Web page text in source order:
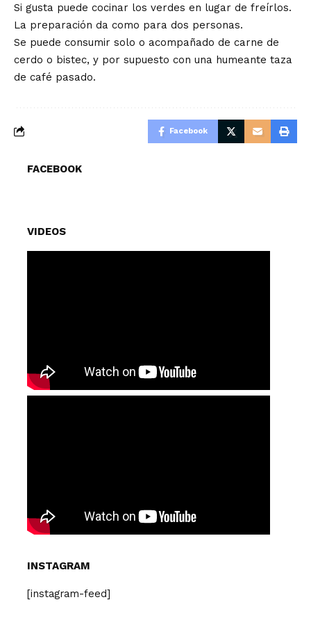
Si gusta puede cocinar los verdes en lugar de freírlos.
La preparación da como para dos personas.
Se puede consumir solo o acompañado de carne de
cerdo o bistec, y por supuesto con una humeante taza
de café pasado.
Facebook
FACEBOOK
VIDEOS
INSTAGRAM
[instagram-feed]